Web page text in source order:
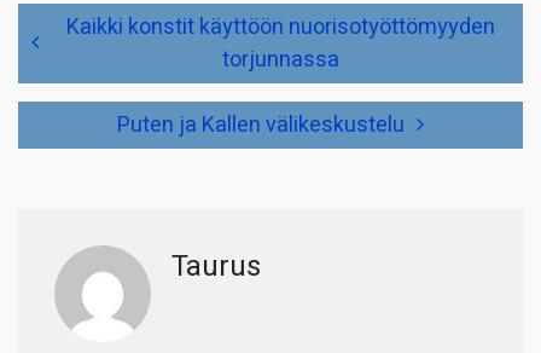
Artikkelien
selausKaikki konstit käyttöön nuorisotyöttömyyden
torjunnassa
Puten ja Kallen välikeskustelu
Taurus